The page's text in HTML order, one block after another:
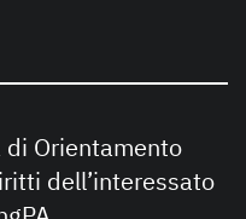
Orientamento
dell’interessato